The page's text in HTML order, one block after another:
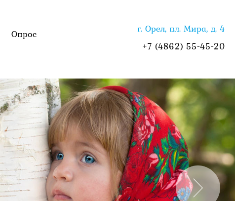
Опрос
г. Орел, пл. Мира, д. 4
+7 (4862) 55-45-20